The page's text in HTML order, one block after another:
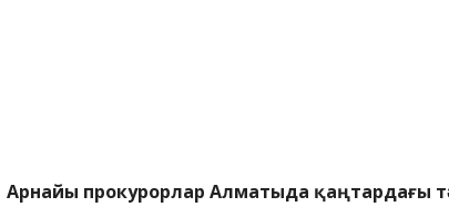
Арнайы прокурорлар Алматыда қаңтардағы